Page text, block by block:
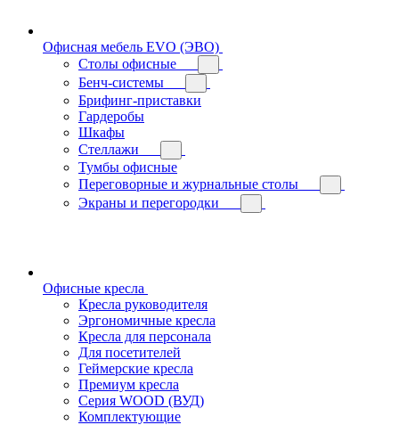
Офисная мебель EVO (ЭВО)
Cтолы офисные
Бенч-системы
Брифинг-приставки
Гардеробы
Шкафы
Стеллажи
Тумбы офисные
Переговорные и журнальные столы
Экраны и перегородки
Офисные кресла
Кресла руководителя
Эргономичные кресла
Кресла для персонала
Для посетителей
Геймерские кресла
Премиум кресла
Серия WOOD (ВУД)
Комплектующие